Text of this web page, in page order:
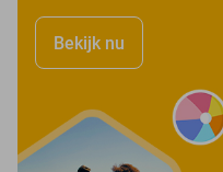
Bekijk nu